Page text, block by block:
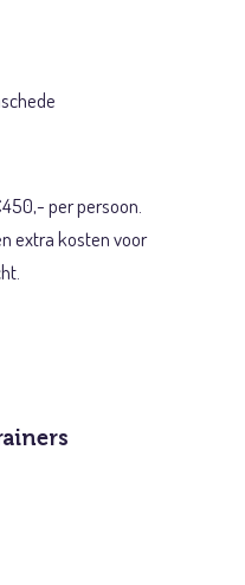
per persoon.
extra kosten voor